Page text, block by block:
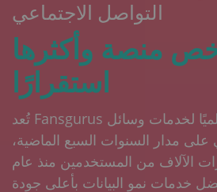
التواصل الاجتماعي
منصة وأكثرها
استقرارًا
تُعد Fansgurus المزود الرائد عالميًا لخدمات وسائل
على مدار السنوات السبع الماضية،
الآلاف من المستخدمين منذ عام
خدمات نمو البيانات بأعلى جودة